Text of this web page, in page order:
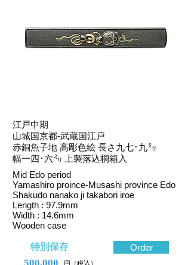
江戸中期
山城国京都‐武蔵国江戸
赤銅魚子地 高彫色絵 長さ九七･九㍉
幅一四･六㍉ 上製落込桐箱入
Mid Edo period
Yamashiro proince-Musashi province Edo
Shakudo nanako ji takabori iroe
Length : 97.9mm
Width : 14.6mm
Wooden case
特別保存
円（税込）
Order